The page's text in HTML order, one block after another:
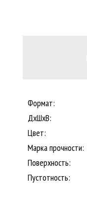
Формат:
ДхШхВ:
Цвет:
Марка прочности:
Поверхность:
Пустотность: